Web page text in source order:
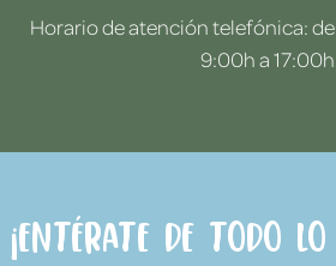
Horario de atención telefónica: de
9:00h a 17:00h.
¡Entérate de todo